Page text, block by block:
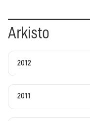
Arkisto
2012
2011